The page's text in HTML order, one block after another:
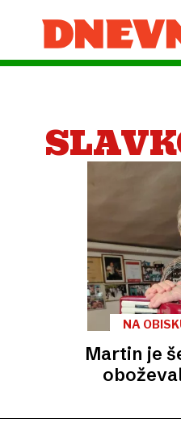
NA
Martin je